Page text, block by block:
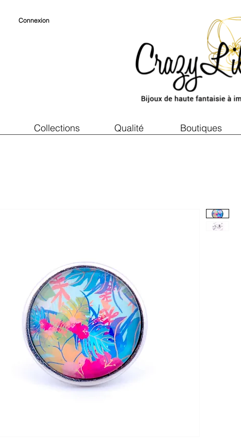
Collections Qualité Boutiques
Connexion